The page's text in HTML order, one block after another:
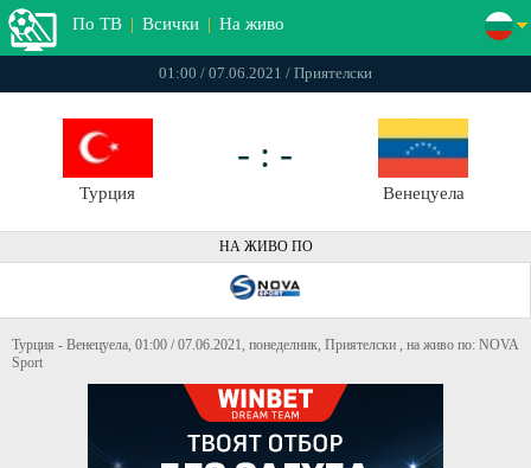
По ТВ | Всички | На живо
01:00 / 07.06.2021 / Приятелски
Турция
- : -
Венецуела
НА ЖИВО ПО
Турция - Венецуела, 01:00 / 07.06.2021, понеделник, Приятелски , на живо по: NOVA
Sport